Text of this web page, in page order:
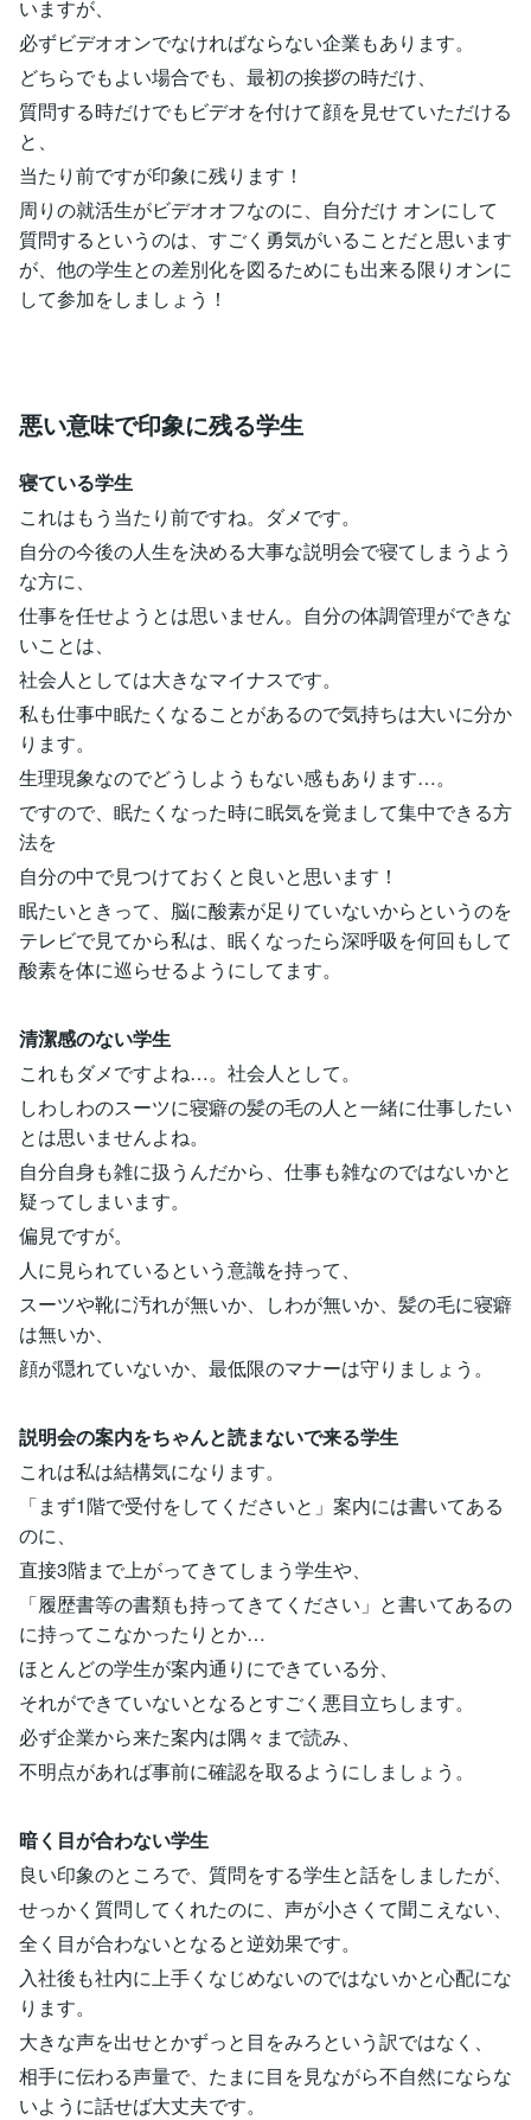
いますが、
必ずビデオオンでなければならない企業もあります。
どちらでもよい場合でも、最初の挨拶の時だけ、
質問する時だけでもビデオを付けて顔を見せていただける
と、
当たり前ですが印象に残ります！
周りの就活生がビデオオフなのに、自分だけ オンにして
質問するというのは、すごく勇気がいることだと思います
が、他の学生との差別化を図るためにも出来る限りオンに
して参加をしましょう！
悪い意味で印象に残る学生
寝ている学生
これはもう当たり前ですね。ダメです。
自分の今後の人生を決める大事な説明会で寝てしまうよう
な方に、
仕事を任せようとは思いません。自分の体調管理ができな
いことは、
社会人としては大きなマイナスです。
私も仕事中眠たくなることがあるので気持ちは大いに分か
ります。
生理現象なのでどうしようもない感もあります…。
ですので、眠たくなった時に眠気を覚まして集中できる方
法を
自分の中で見つけておくと良いと思います！
眠たいときって、脳に酸素が足りていないからというのを
テレビで見てから私は、眠くなったら深呼吸を何回もして
酸素を体に巡らせるようにしてます。
清潔感のない学生
これもダメですよね…。社会人として。
しわしわのスーツに寝癖の髪の毛の人と一緒に仕事したい
とは思いませんよね。
自分自身も雑に扱うんだから、仕事も雑なのではないかと
疑ってしまいます。
偏見ですが。
人に見られているという意識を持って、
スーツや靴に汚れが無いか、しわが無いか、髪の毛に寝癖
は無いか、
顔が隠れていないか、最低限のマナーは守りましょう。
説明会の案内をちゃんと読まないで来る学生
これは私は結構気になります。
「まず1階で受付をしてくださいと」案内には書いてある
のに、
直接3階まで上がってきてしまう学生や、
「履歴書等の書類も持ってきてください」と書いてあるの
に持ってこなかったりとか…
ほとんどの学生が案内通りにできている分、
それができていないとなるとすごく悪目立ちします。
必ず企業から来た案内は隅々まで読み、
不明点があれば事前に確認を取るようにしましょう。
暗く目が合わない学生
良い印象のところで、質問をする学生と話をしましたが、
せっかく質問してくれたのに、声が小さくて聞こえない、
全く目が合わないとなると逆効果です。
入社後も社内に上手くなじめないのではないかと心配にな
ります。
大きな声を出せとかずっと目をみろという訳ではなく、
相手に伝わる声量で、たまに目を見ながら不自然にならな
いように話せば大丈夫です。